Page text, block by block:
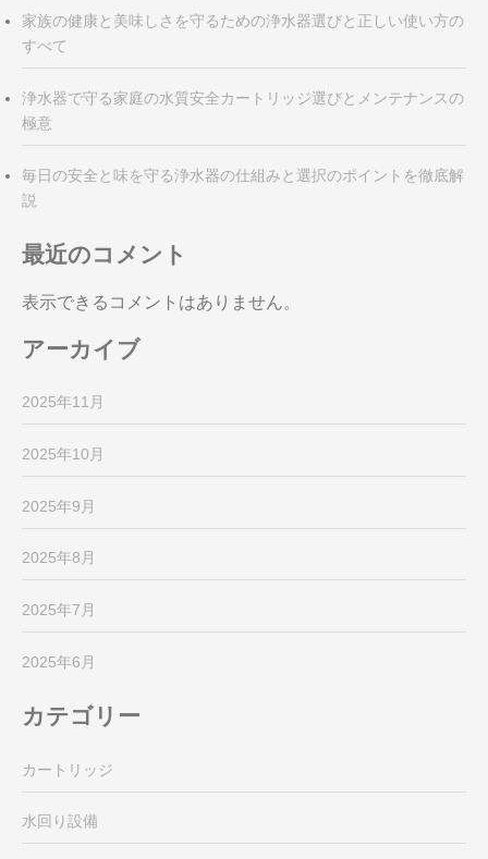
家族の健康と美味しさを守るための浄水器選びと正しい使い方の
すべて
浄水器で守る家庭の水質安全カートリッジ選びとメンテナンスの
極意
毎日の安全と味を守る浄水器の仕組みと選択のポイントを徹底解
説
最近のコメント
表示できるコメントはありません。
アーカイブ
2025年11月
2025年10月
2025年9月
2025年8月
2025年7月
2025年6月
カテゴリー
カートリッジ
水回り設備